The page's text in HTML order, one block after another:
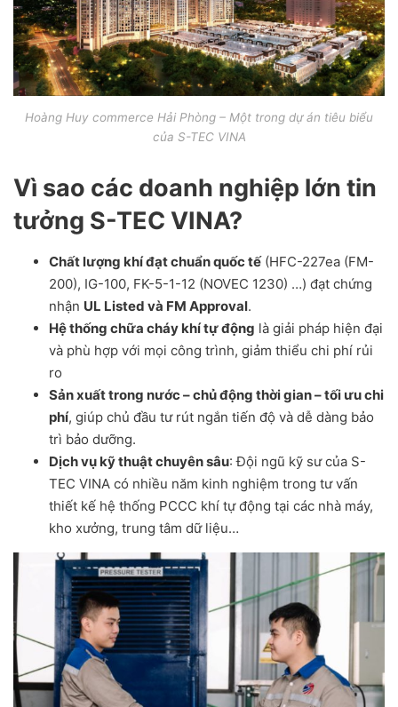
Hoàng Huy commerce Hải Phòng – Một trong dự án tiêu biểu
của S-TEC VINA
Vì sao các doanh nghiệp lớn tin
tưởng S-TEC VINA?
Chất lượng khí đạt chuẩn quốc tế(HFC-227ea (FM-
200), IG-100, FK-5-1-12 (NOVEC 1230) …) đạt chứng
nhận UL Listed và FM Approval.
Hệ thống chữa cháy khí tự động là giải pháp hiện đại
và phù hợp với mọi công trình, giảm thiểu chi phí rủi
ro
Sản xuất trong nước – chủ động thời gian – tối ưu chi
phí, giúp chủ đầu tư rút ngắn tiến độ và dễ dàng bảo
trì bảo dưỡng.
Dịch vụ kỹ thuật chuyên sâu: Đội ngũ kỹ sư của S-
TEC VINA có nhiều năm kinh nghiệm trong tư vấn
thiết kế hệ thống PCCC khí tự động tại các nhà máy,
kho xưởng, trung tâm dữ liệu…